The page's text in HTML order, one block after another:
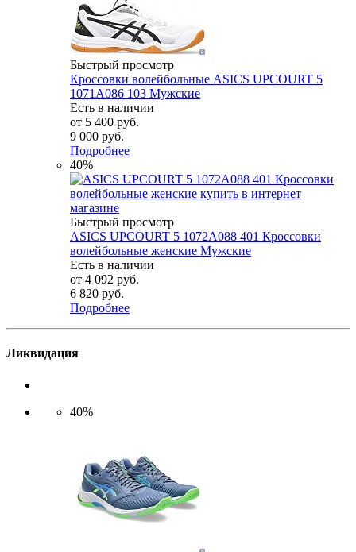
Быстрый просмотр
Кроссовки волейбольные ASICS UPCOURT 5
1071A086 103 Мужские
Есть в наличии
от 5 400 руб.
9 000 руб.
Подробнее
40%
Быстрый просмотр
ASICS UPCOURT 5 1072A088 401 Кроссовки
волейбольные женские Мужские
Есть в наличии
от 4 092 руб.
6 820 руб.
Подробнее
Ликвидация
40%